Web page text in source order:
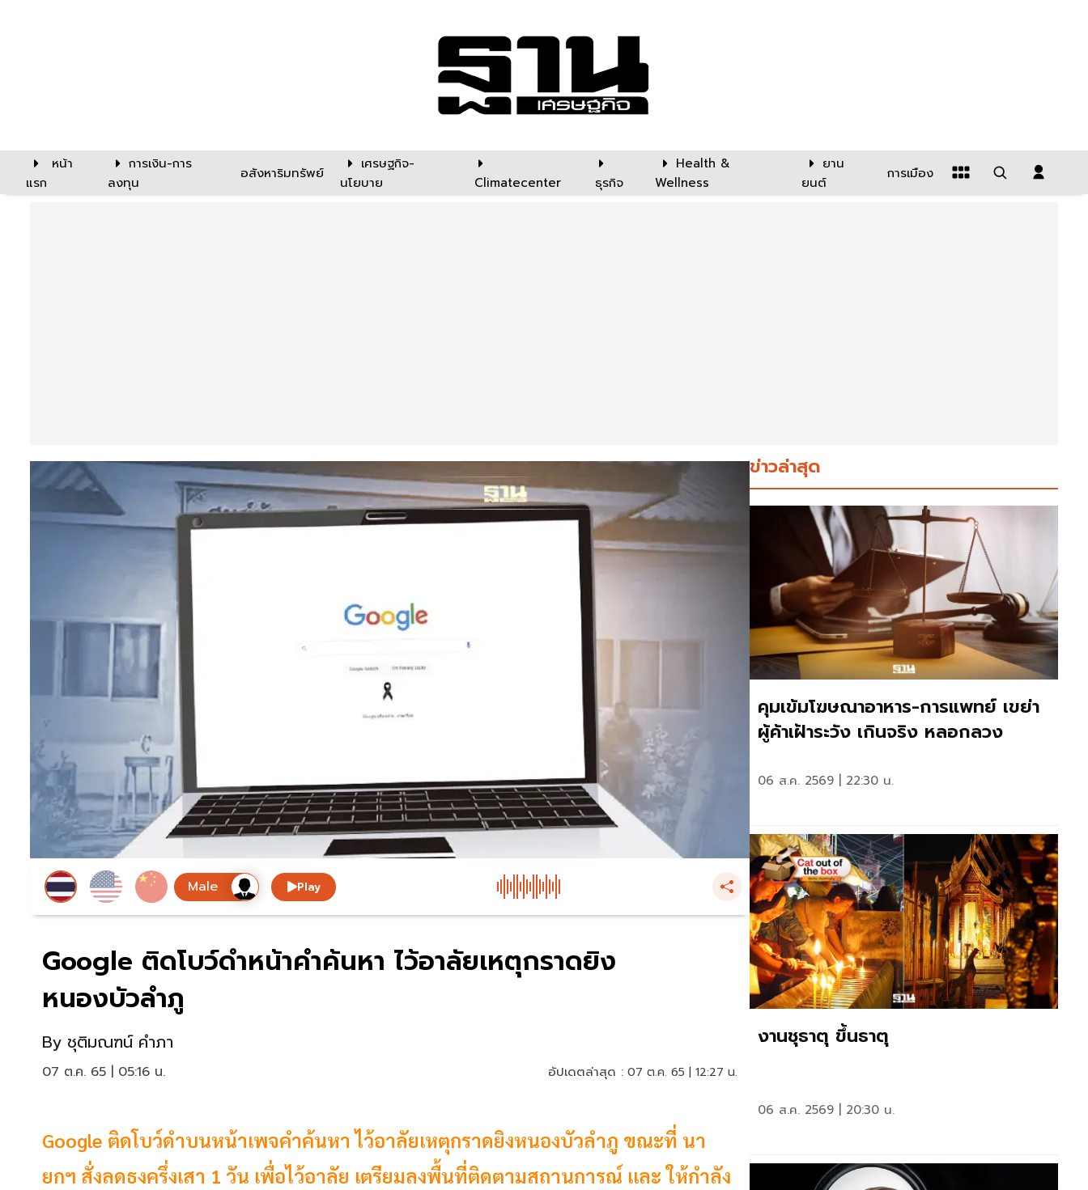
หน้า
แรก
การเงิน-การ
ลงทุน
อสังหาริมทรัพย์
เศรษฐกิจ-
นโยบาย
Climatecenter ธุรกิจ
Health &
Wellness
ยาน
ยนต์
การเมือง
Play
Google ติดโบว์ดำหน้าคำค้นหา ไว้อาลัยเหตุกราดยิง
หนองบัวลำภู
By ชุติมณฑน์ คำภา
07 ต.ค. 65 | 05:16 น. อัปเดตล่าสุด : 07 ต.ค. 65 | 12:27 น.
Google ติดโบว์ดำบนหน้าเพจคำค้นหา ไว้อาลัยเหตุกราดยิงหนองบัวลำภู ขณะที่ นา
ยกฯ สั่งลดธงครึ่งเสา 1 วัน เพื่อไว้อาลัย เตรียมลงพื้นที่ติดตามสถานการณ์ และ ให้กำลัง
ข่าวล่าสุด
คุมเข้มโฆษณาอาหาร-การแพทย์ เขย่า
ผู้ค้าเฝ้าระวัง เกินจริง หลอกลวง
06 ส.ค. 2569 | 22:30 น.
งานชุธาตุ ขึ้นธาตุ
06 ส.ค. 2569 | 20:30 น.